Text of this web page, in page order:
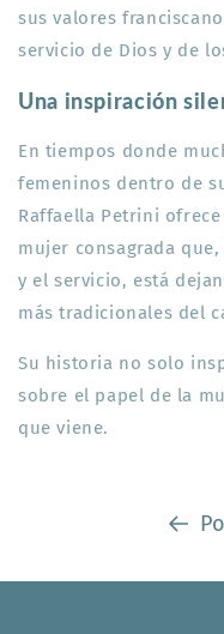
sus valores
servicio de Dios y de
Una inspiración
En tiempos donde
femeninos dentro de
Raffaella Petrini
mujer consagrada
y el servicio, está
más tradicionales del
Su historia no solo
sobre el papel de la
que viene.